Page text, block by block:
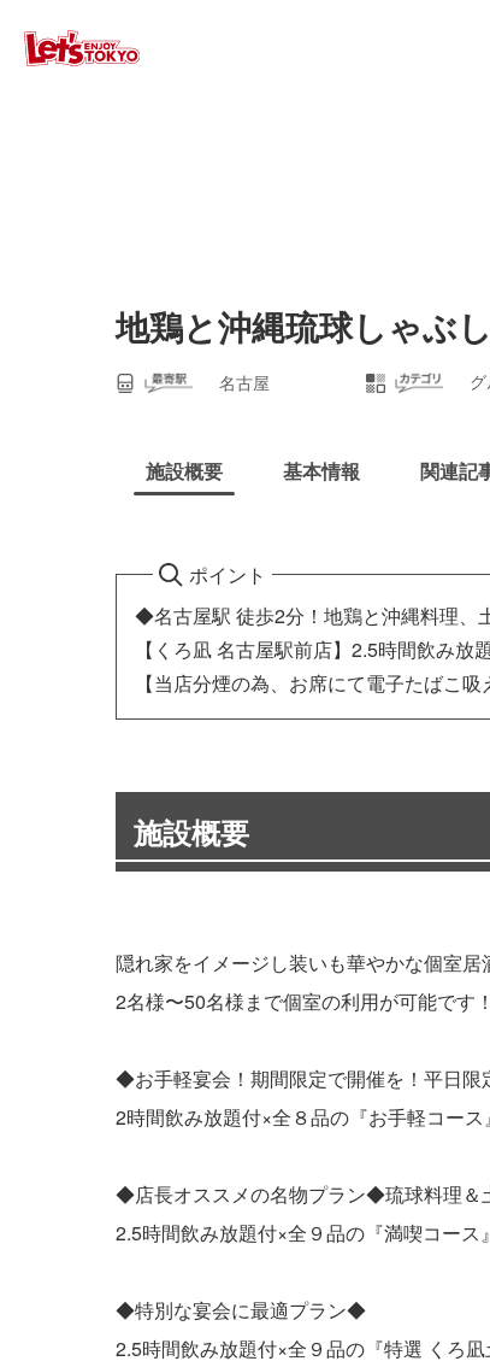
地鶏と沖縄琉球しゃぶ
名古屋 グ
施設概要 基本情報 関連記
ポイント
◆名古屋駅 徒歩2分！地鶏と沖縄料理、
【くろ凪 名古屋駅前店】2.5時間飲み
【当店分煙の為、お席にて電子たばこ吸
施設概要
隠れ家をイメージし装いも華やかな個室
2名様〜50名様まで個室の利用が可能です！
◆お手軽宴会！期間限定で開催を！平日
2時間飲み放題付×全８品の『お手軽コー
◆店長オススメの名物プラン◆琉球料理＆
2.5時間飲み放題付×全９品の『満喫コー
◆特別な宴会に最適プラン◆
2.5時間飲み放題付×全９品の『特選 くろ